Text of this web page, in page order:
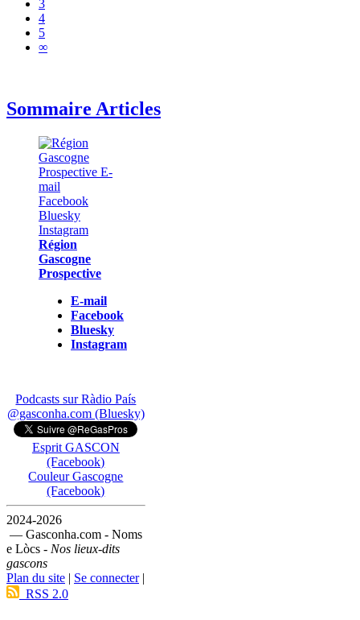
3
4
5
∞
Sommaire Articles
Région
Gascogne
Prospective
E-mail
Facebook
Bluesky
Instagram
Podcasts sur Ràdio País
@gasconha.com (Bluesky)
Esprit GASCON
(Facebook)
Couleur Gascogne
(Facebook)
2024-2026
— Gasconha.com - Noms
e Lòcs - Nos lieux-dits
gascons
Plan du site | Se connecter|
RSS 2.0